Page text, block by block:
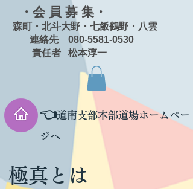
・会 員 募 集・
森町・北斗大野・七飯鶴野・八雲
連絡先 080-5581-0530
責任者 松本淳一
👈道南支部本部道場ホームペー
ジへ
極真とは